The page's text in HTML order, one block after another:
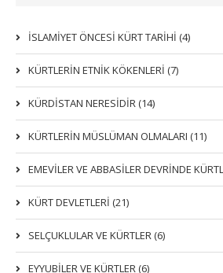
İSLAMİYET ÖNCESİ KÜRT TARİHİ (4)
KÜRTLERIN ETNIK KÖKENLERI (7)
KÜRDİSTAN NERESİDİR (14)
KÜRTLERİN MÜSLÜMAN OLMALARI (11)
EMEVİLER VE ABBASİLER DEVRİNDE
KÜRT DEVLETLERİ (21)
SELÇUKLULAR VE KÜRTLER (6)
EYYUBİLER VE KÜRTLER (6)